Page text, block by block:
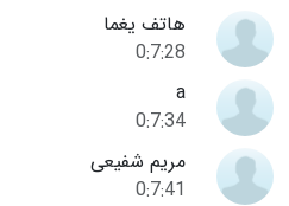
هاتف یغما
0:7:28
a
0:7:34
مریم شفیعی
0:7:41